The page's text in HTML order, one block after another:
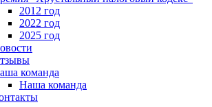
2012 год
2022 год
2025 год
команда
Наша команда